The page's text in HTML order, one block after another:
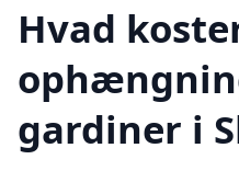
Hvad
gardiner i